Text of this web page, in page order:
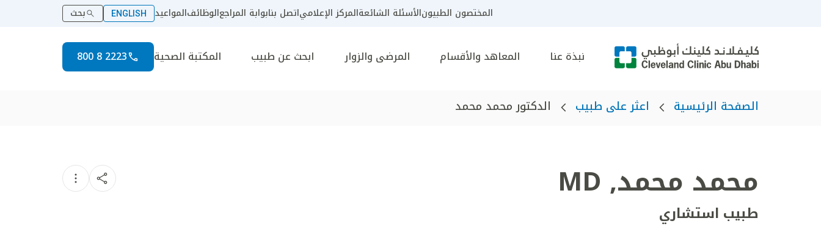
المختصون الطبيونالأسئلة الشائعةالمركز الإعلامياتصل بنابوابة المراجعالوظائفالمواعيد ENGLISH بحث
نبذة عنا المعاهد والأقسام المرضى والزوار ابحث عن طبيب المكتبة الصحية 2223 8 800
الصفحة الرئيسية اعثر على طبيب الدكتور محمد محمد
محمد محمد,
MD
طبيب استشاري